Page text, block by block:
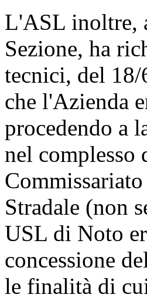
L'ASL inoltre,
Sezione, ha
tecnici, del
che l'Azienda
procedendo a
nel
Stradale (non
USL di Noto
concessione
le finalità di